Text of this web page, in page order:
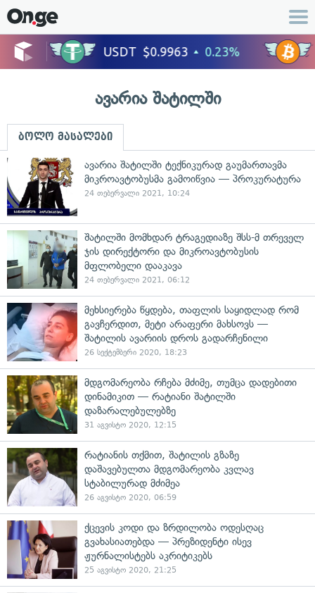
ავარია შატილში
ბოლო მასალები
ავარია შატილში ტექნიკურად გაუმართავმა
მიკროავტობუსმა გამოიწვია — პროკურატურა
24 თებერვალი 2021, 10:24
შატილში მომხდარ ტრაგედიაზე შსს-მ თრეველ
ჯის დირექტორი და მიკროავტობუსის
მფლობელი დააკავა
24 თებერვალი 2021, 06:12
მეხსიერება წყდება, თაფლის საყიდლად რომ
გავჩერდით, მეტი არაფერი მახსოვს —
შატილის ავარიის დროს გადარჩენილი
26 სექტემბერი 2020, 18:23
მდგომარეობა რჩება მძიმე, თუმცა დადებითი
დინამიკით — რატიანი შატილში
დაზარალებულებზე
31 აგვისტო 2020, 12:15
რატიანის თქმით, შატილის გზაზე
დაშავებულთა მდგომარეობა კვლავ
სტაბილურად მძიმეა
26 აგვისტო 2020, 06:59
ქცევის კოდი და ზრდილობა ოდესღაც
გვახასიათებდა — პრეზიდენტი ისევ
ჟურნალისტებს აკრიტიკებს
25 აგვისტო 2020, 21:25